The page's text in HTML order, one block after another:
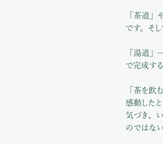
「茶道
です。そ
「湯道
で完成す
「茶を飲
感動した
気づき、
のではな